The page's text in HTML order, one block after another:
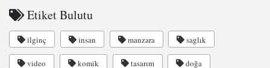
Etiket Bulutu
ilginç insan manzara saglık
video komik tasarım doğa